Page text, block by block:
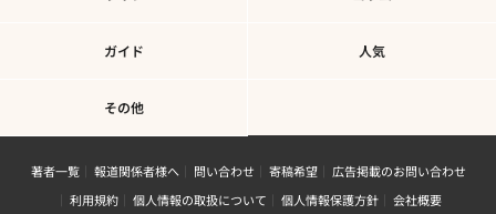
ガイド 人気
その他
著者一覧 報道関係者様へ 問い合わせ 寄稿希望
広告掲載のお問い合わせ
利用規約
個人情報の取扱について 個人情報保護方針
会社概要